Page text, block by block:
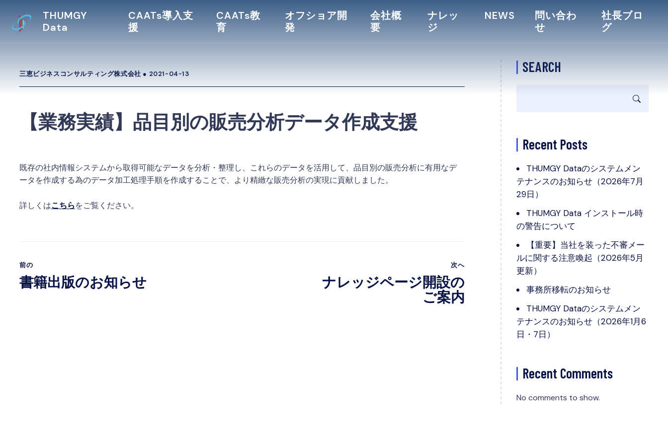
THUMGY
Data
CAATs導入支
援
CAATs教
育
オフショア開
発
会社概
要
ナレッ
ジ
NEWS
問い合わ
せ
社長ブロ
グ
三恵ビジネスコンサルティング株式会社 ● 2021-04-13
【業務実績】品目別の販売分析データ作成支援
既存の社内情報システムから取得可能なデータを分析・整理し、これらのデータを活用して、品目別の販売分析に有用なデ
ータを作成する為のデータ加工処理手順を作成することで、より精緻な販売分析の実現に貢献しました。
詳しくはこちらをご覧ください。
前の
書籍出版のお知らせ
次へ
ナレッジページ開設の
ご案内
SEARCH
Recent Posts
THUMGY Dataのシステムメン
テナンスのお知らせ（2026年7月
29日）
THUMGY Data インストール時
の警告について
【重要】当社を装った不審メー
ルに関する注意喚起（2026年5月
更新）
事務所移転のお知らせ
THUMGY Dataのシステムメン
テナンスのお知らせ（2026年1月6
日・7日）
Recent Comments
No comments to show.